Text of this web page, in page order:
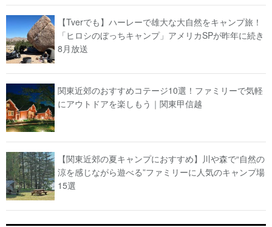
【Tverでも】ハーレーで雄大な大自然をキャンプ旅！
「ヒロシのぼっちキャンプ」アメリカSPが昨年に続き
8月放送
関東近郊のおすすめコテージ10選！ファミリーで気軽
にアウトドアを楽しもう｜関東甲信越
【関東近郊の夏キャンプにおすすめ】川や森で“自然の
涼を感じながら遊べる”ファミリーに人気のキャンプ場
15選